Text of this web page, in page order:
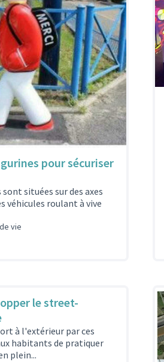
pour sécuriser
situées sur des axes
véhicules roulant à vive
vie
le street-
à l'extérieur par ces
habitants de pratiquer
plein...